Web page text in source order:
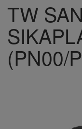
TW
(PN00/